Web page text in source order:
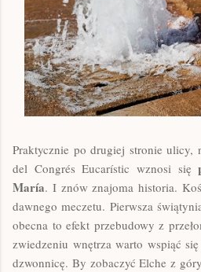
Praktycznie po drugiej stronie ulicy,
del Congrés Eucarístic wznosi się
María. I znów znajoma historia.
dawnego meczetu. Pierwsza
obecna to efekt przebudowy z
zwiedzeniu wnętrza warto wspiąć
dzwonnicę. By zobaczyć Elche z